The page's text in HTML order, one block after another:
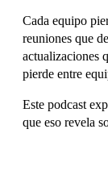
Cada equipo
reuniones que
actualizaciones
pierde entre
Este podcast
que eso revela